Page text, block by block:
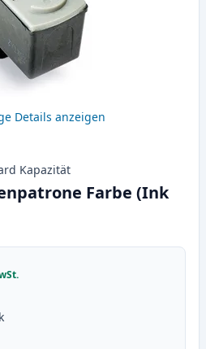
Details anzeigen
Kapazität
Farbe (Ink